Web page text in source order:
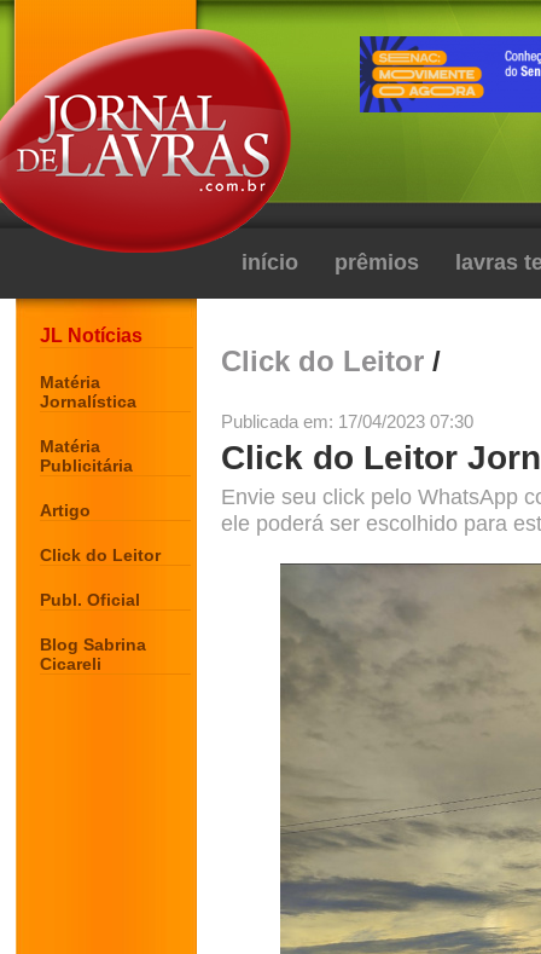
início prêmios lavras
JL Notícias
Matéria
Jornalística
Matéria
Publicitária
Artigo
Click do Leitor
Publ. Oficial
Blog Sabrina
Cicareli
Click do Leitor /
Publicada em: 17/04/2023 07:30
Click do Leitor
Envie seu click pelo WhatsApp
ele poderá ser escolhido para